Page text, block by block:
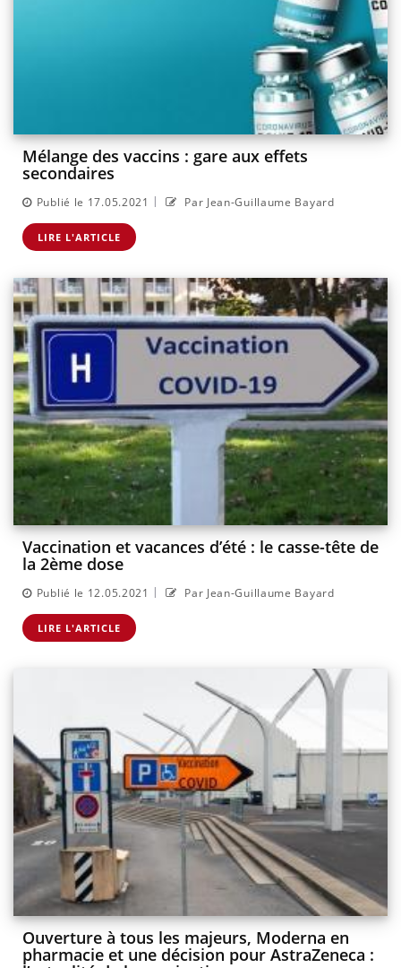
Mélange des vaccins : gare aux effets
secondaires
Publié le 17.05.2021 | Par Jean-Guillaume Bayard
LIRE L'ARTICLE
Vaccination et vacances d’été : le casse-tête de
la 2ème dose
Publié le 12.05.2021 | Par Jean-Guillaume Bayard
LIRE L'ARTICLE
Ouverture à tous les majeurs, Moderna en
pharmacie et une décision pour AstraZeneca :